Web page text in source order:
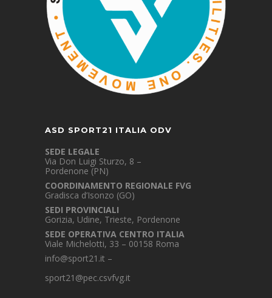
ASD SPORT21 ITALIA ODV
SEDE LEGALE
Via Don Luigi Sturzo, 8 –
Pordenone (PN)
COORDINAMENTO REGIONALE FVG
Gradisca d’Isonzo (GO)
SEDI PROVINCIALI
Gorizia, Udine, Trieste, Pordenone
SEDE OPERATIVA CENTRO ITALIA
Viale Michelotti, 33 – 00158 Roma
info@sport21.it –
sport21@pec.csvfvg.it